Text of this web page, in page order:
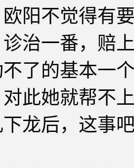
不觉得有要
治一番，赔
了的基本一
她就帮不上
下龙后，这事